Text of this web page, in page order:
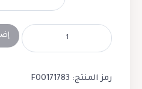
رمز المنتج: F00171783